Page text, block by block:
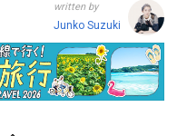
written by
Junko Suzuki